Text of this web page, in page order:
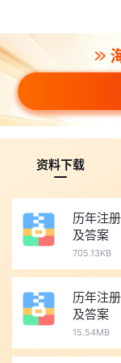
2. 专业考试(需已
专业知识(上)：
考核行业标准
分)，重点涉及《电
专业知识(下)：
深化专业应用，
合性强，需结合工程
主观题(25题，
路电流计算、设备选
专业案例(下)：
延续上午案例题
求计算过程清晰、结
资料下载
历年注
及答案
705.13KB
历年注
及答案
15.54MB